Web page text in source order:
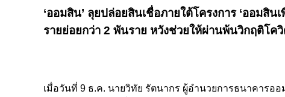
‘ออมสิน’ ลุยปล่อยสินเชื่อภายใต้โครงการ ‘ออมสิ
รายย่อยกว่า 2 พันราย หวังช่วยให้ผ่านพ้นวิกฤติโค
เมื่อวันที่ 9 ธ.ค. นายวิทัย รัตนากร ผู้อำนวยการธนาคารอ